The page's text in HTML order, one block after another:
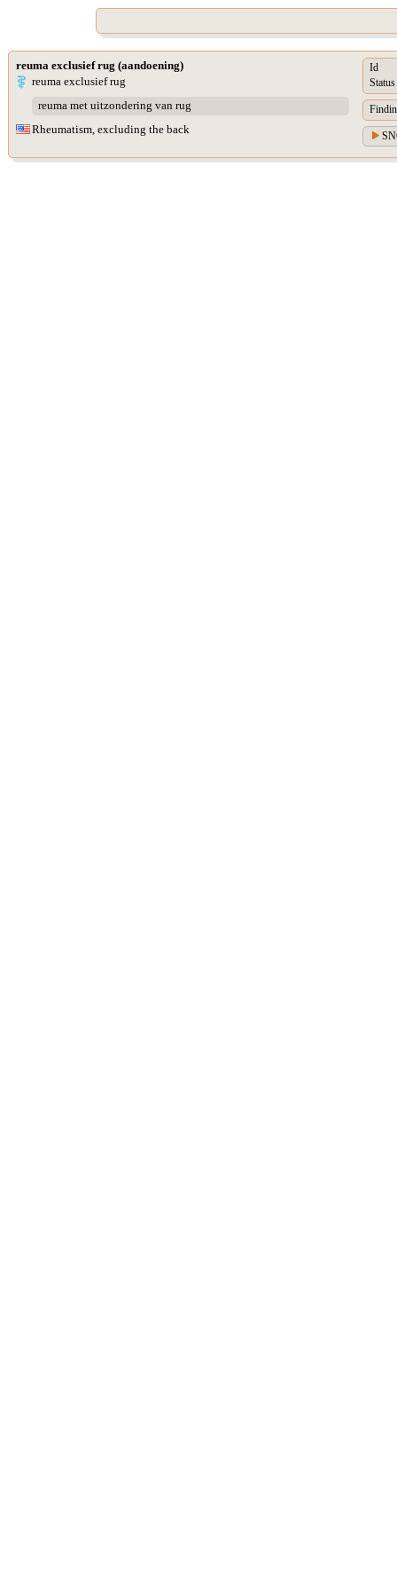
reuma exclusief rug (aandoening)
reuma exclusief rug
reuma met uitzondering van rug
Rheumatism, excluding the back
Id
Status